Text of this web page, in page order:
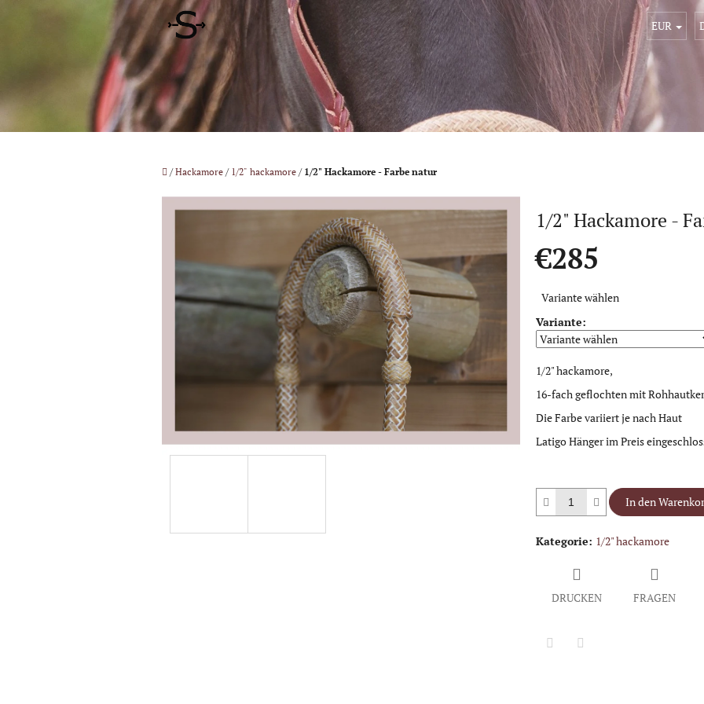
EUR
Startseite
/ Hackamore / 1/2" hackamore / 1/2" Hackamore - Farbe natur
1/2" Hackamore -
€285
Variante wählen
Variante:
1/2" hackamore,
16-fach geflochten mit
Die Farbe variiert je nach Haut
Latigo Hänger im Preis
In den
Kategorie: 1/2" hackamore
DRUCKEN FRAGEN